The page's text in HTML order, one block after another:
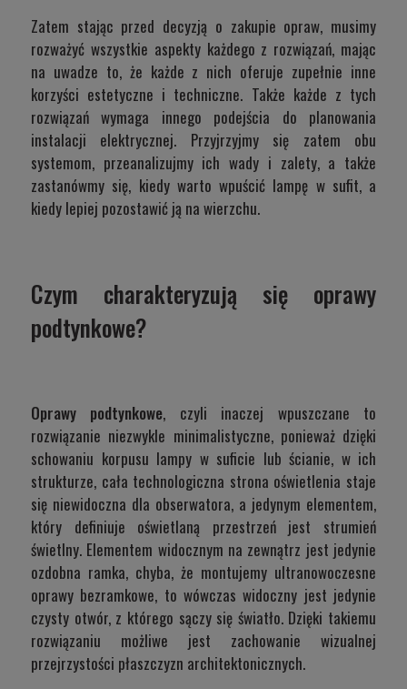
Zatem stając przed decyzją o zakupie opraw, musimy
rozważyć wszystkie aspekty każdego z rozwiązań, mając
na uwadze to, że każde z nich oferuje zupełnie inne
korzyści estetyczne i techniczne. Także każde z tych
rozwiązań wymaga innego podejścia do planowania
instalacji elektrycznej. Przyjrzyjmy się zatem obu
systemom, przeanalizujmy ich wady i zalety, a także
zastanówmy się, kiedy warto wpuścić lampę w sufit, a
kiedy lepiej pozostawić ją na wierzchu.
Czym charakteryzują się oprawy
podtynkowe?
Oprawy podtynkowe, czyli inaczej wpuszczane to
rozwiązanie niezwykle minimalistyczne, ponieważ dzięki
schowaniu korpusu lampy w suficie lub ścianie, w ich
strukturze, cała technologiczna strona oświetlenia staje
się niewidoczna dla obserwatora, a jedynym elementem,
który definiuje oświetlaną przestrzeń jest strumień
świetlny. Elementem widocznym na zewnątrz jest jedynie
ozdobna ramka, chyba, że montujemy ultranowoczesne
oprawy bezramkowe, to wówczas widoczny jest jedynie
czysty otwór, z którego sączy się światło. Dzięki takiemu
rozwiązaniu możliwe jest zachowanie wizualnej
przejrzystości płaszczyzn architektonicznych.